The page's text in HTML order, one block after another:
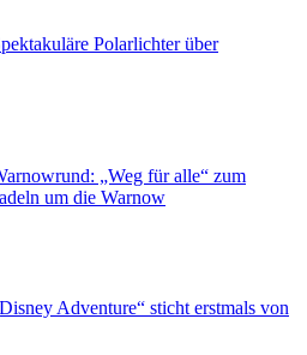
Polarlichter über
„Weg für alle“ zum
um die Warnow
Adventure“ sticht erstmals von